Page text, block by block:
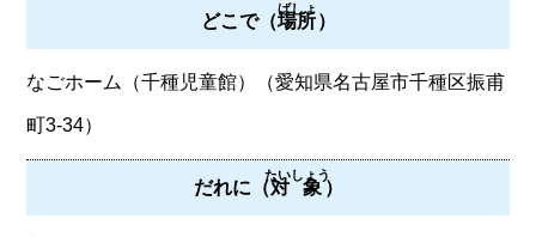
どこで（場所
ばしょ
）
なごホーム（千種児童館）（愛知県名古屋市千種区振甫
町3-34）
だれに（対象
たいしょう
）